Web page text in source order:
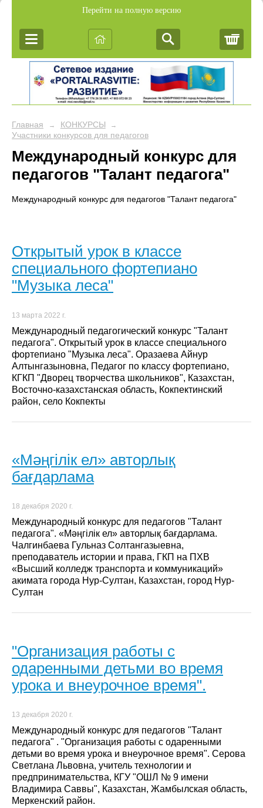
Перейти на полную версию
Главная → КОНКУРСЫ →
Участники конкурсов для педагогов
Международный конкурс для
педагогов "Талант педагога"
Международный конкурс для педагогов "Талант педагога"
Открытый урок в классе
специального фортепиано
"Музыка леса"
13 марта 2022 г.
Международный педагогический конкурс "Талант
педагога". Открытый урок в классе специального
фортепиано "Музыка леса". Оразаева Айнур
Алтынгазыновна, Педагог по классу фортепиано,
КГКП "Дворец творчества школьников", Казахстан,
Восточно-казахстанская область, Кокпектинский
район, село Кокпекты
«Мәңгілік ел» авторлық
бағдарлама
18 декабря 2020 г.
Международный конкурс для педагогов "Талант
педагога". «Мәңгілік ел» авторлық бағдарлама.
Чалгинбаева Гульназ Солтангазыевна,
преподаватель истории и права, ГКП на ПХВ
«Высший колледж транспорта и коммуникаций»
акимата города Нур-Султан, Казахстан, город Нур-
Султан
"Организация работы с
одаренными детьми во время
урока и внеурочное время".
13 декабря 2020 г.
Международный конкурс для педагогов "Талант
педагога" . "Организация работы с одаренными
детьми во время урока и внеурочное время". Серова
Светлана Львовна, учитель технологии и
предпринимательства, КГУ "ОШЛ № 9 имени
Владимира Саввы", Казахстан, Жамбылская область,
Меркенский район.